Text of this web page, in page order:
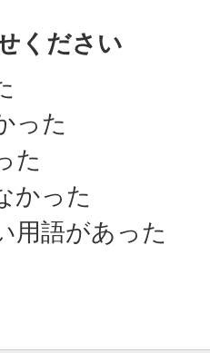
ください
った
た
かった
用語があった